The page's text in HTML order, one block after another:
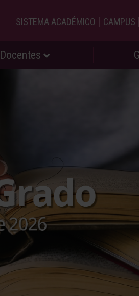
SISTEMA ACADÉMICO | CAMPUS |
Docentes